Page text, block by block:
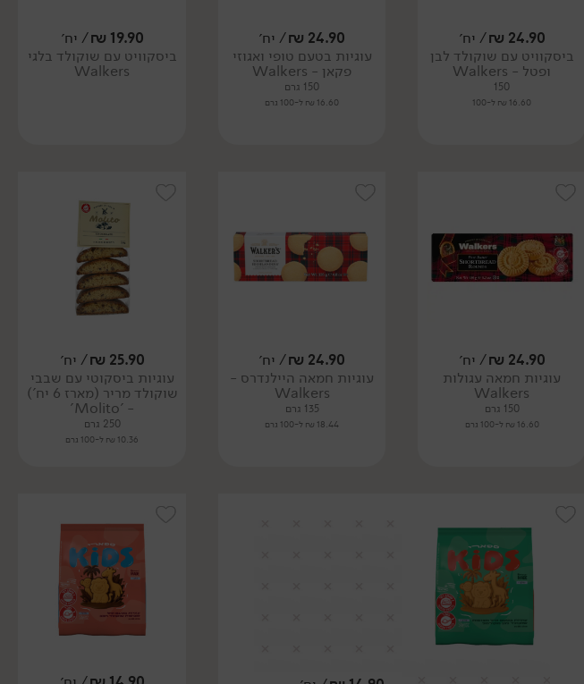
24.90
₪/ יח׳
ביסקוויט עם שוקולד לבן
ופטל - Walkers
150
16.60 ₪ ל-100
24.90
₪/ יח׳
עוגיות בטעם טופי ואגוזי
פקאן - Walkers
150 גרם
16.60 ₪ ל-100 גרם
19.90
₪/ יח׳
ביסקוויט עם שוקולד בלגי
Walkers
24.90
₪/ יח׳
עוגיות חמאה עגולות
Walkers
150 גרם
16.60 ₪ ל-100 גרם
24.90
₪/ יח׳
עוגיות חמאה היילנדרס -
Walkers
135 גרם
18.44 ₪ ל-100 גרם
25.90
₪/ יח׳
עוגיות ביסקוטי עם שבבי
שוקולד מריר (מארז 6 יח')
- 'Molito'
250 גרם
10.36 ₪ ל-100 גרם